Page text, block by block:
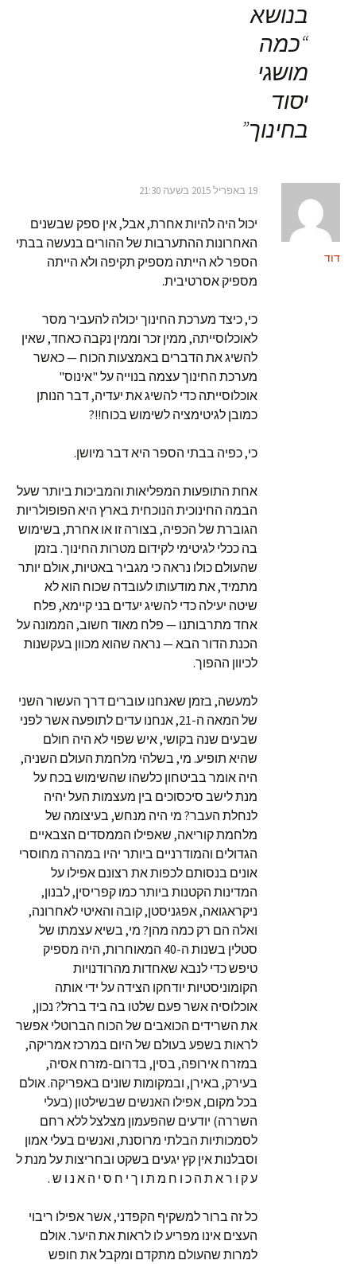
בנושא
“כמה
מושגי
יסוד
בחינוך”
דוד
19 באפריל 2015 בשעה 21:30
יכול היה להיות אחרת, אבל, אין ספק שבשנים
האחרונות ההתערבות של ההורים בנעשה בבתי
הספר לא הייתה מספיק תקיפה ולא הייתה
מספיק אסרטיבית.
כי, כיצד מערכת החינוך יכולה להעביר מסר
לאוכלוסייתה, ממין זכר וממין נקבה כאחד, שאין
להשיג את הדברים באמצעות הכוח — כאשר
מערכת החינוך עצמה בנוייה על "אינוס"
אוכלוסייתה כדי להשיג את יעדיה, דבר הנותן
כמובן לגיטימציה לשימוש בכוח!!?
כי, כפיה בבתי הספר היא דבר מיושן.
אחת התופעות המפליאות והמביכות ביותר שעל
הבמה החינוכית הנוכחית בארץ היא הפופולריות
הגוברת של הכפיה, בצורה זו או אחרת, בשימוש
בה ככלי לגיטימי לקידום מטרות החינוך. בזמן
שהעולם כולו נראה כי מגביר באטיות, אולם יותר
מתמיד, את מודעותו לעובדה שכוח הוא לא
שיטה יעילה כדי להשיג יעדים בני קיימא, פלח
אחד מתרבותנו — פלח מאוד חשוב, הממונה על
הכנת הדור הבא — נראה שהוא מכוון בעקשנות
לכיוון ההפוך.
למעשה, בזמן שאנחנו עוברים דרך העשור השני
של המאה ה-21, אנחנו עדים לתופעה אשר לפני
שבעים שנה בקושי, איש שפוי לא היה חולם
שהיא תופיע. מי, בשלהי מלחמת העולם השניה,
היה אומר בביטחון כלשהו שהשימוש בכח על
מנת לישב סיכסוכים בין מעצמות העל יהיה
לנחלת העבר? מי היה מנחש, בעיצומה של
מלחמת קוריאה, שאפילו הממסדים הצבאיים
הגדולים והמודרניים ביותר יהיו במהרה מחוסרי
אונים בנסותם לכפות את רצונם אפילו על
המדינות הקטנות ביותר כמו קפריסין, לבנון,
ניקראגואה, אפגניסטן, קובה והאיטי לאחרונה,
ואלה הם רק כמה מהן? מי, בשיא עצמתו של
סטלין בשנות ה-40 המאוחרות, היה מספיק
טיפש כדי לנבא שאחדות מהרודנויות
הקומוניסטיות יודחקו הצידה על ידי אותה
אוכלוסיה אשר פעם שלטו בה ביד ברזל? נכון,
את השרידים הכואבים של הכוח הברוטלי אפשר
לראות בשפע בעולם של היום במרכז אמריקה,
במזרח אירופה, בסין, בדרום-מזרח אסיה,
בעירק, באירן, ובמקומות שונים באפריקה. אולם
בכל מקום, אפילו האנשים שבשילטון (בעלי
השררה) יודעים שהפעמון מצלצל ללא רחם
לסמכותיות הבלתי מרוסנת, ואנשים בעלי אמון
וסבלנות אין קץ יגעים בשקט ובחריצות על מנת ל
ע ק ו ר א ת ה כ ו ח מ ת ו ך י ח ס י ה א נ ו ש .
כל זה ברור למשקיף הקפדני, אשר אפילו ריבוי
העצים אינו מפריע לו לראות את היער. אולם
למרות שהעולם מתקדם ומקבל את חופש